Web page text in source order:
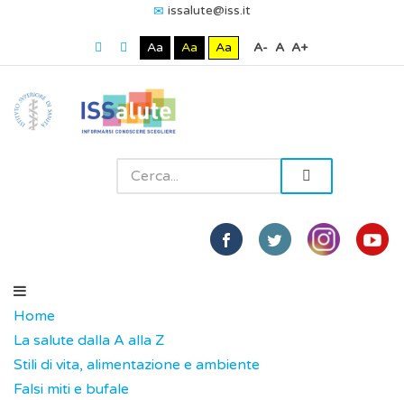
issalute@iss.it
Aa Aa Aa A- A A+
Home
La salute dalla A alla Z
Stili di vita, alimentazione e ambiente
Falsi miti e bufale